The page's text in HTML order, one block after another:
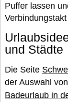
Puffer lassen
und Städte
Die Seite
der Auswahl
Badeurlaub in